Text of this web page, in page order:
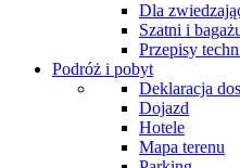
Dla
Szatni i
Przepisy
Podróż i pobyt
Deklaracja
Dojazd
Hotele
Mapa terenu